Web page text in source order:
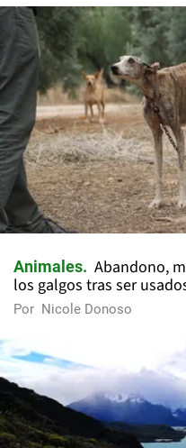
Animales
Abandono,
los galgos tras ser
Por Nicole Donoso